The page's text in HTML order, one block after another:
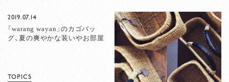
2019.07.14
「warang wayan」のカゴバッ
グ、夏の爽やかな装いやお部屋
TOPICS